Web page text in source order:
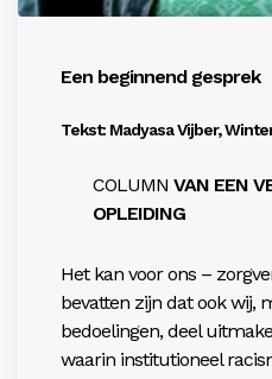
Een beginnend gesprek
Tekst: Madyasa Vijber,
COLUMN VAN EEN
OPLEIDING
Het kan voor ons –
bevatten zijn dat ook wij,
bedoelingen, deel
waarin institutioneel